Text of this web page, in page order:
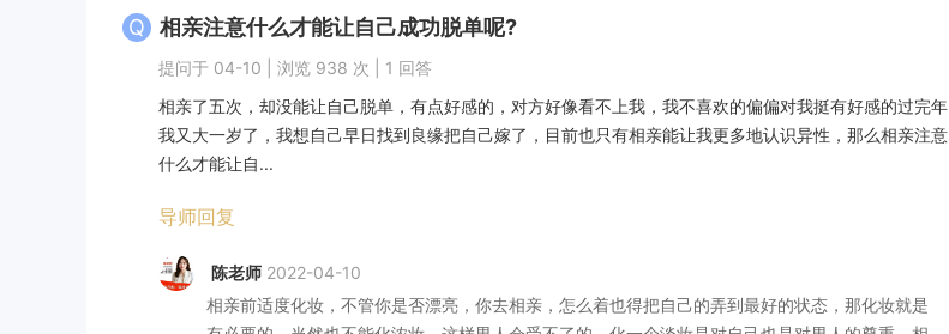
Q 相亲注意什么才能让自己成功脱单呢?
提问于 04-10 | 浏览 938 次 | 1 回答
相亲了五次，却没能让自己脱单，有点好感的，对方好像看不上我，我不喜欢的偏偏对我挺有好感的过完年
我又大一岁了，我想自己早日找到良缘把自己嫁了，目前也只有相亲能让我更多地认识异性，那么相亲注意
什么才能让自...
导师回复
陈老师 2022-04-10
相亲前适度化妆，不管你是否漂亮，你去相亲，怎么着也得把自己的弄到最好的状态，那化妆就是